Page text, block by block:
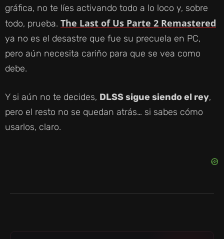
I
D
O
gráfica, no te líes activando todo a lo loco y, sobre
todo, prueba. The Last of Us Parte 2 Remastered
ya no es el desastre que fue su precuela en PC,
pero aún necesita cariño para que se vea como
debe.
Y si aún no te decides, DLSS sigue siendo el rey,
pero el resto no se quedan atrás… si sabes cómo
usarlos, claro.